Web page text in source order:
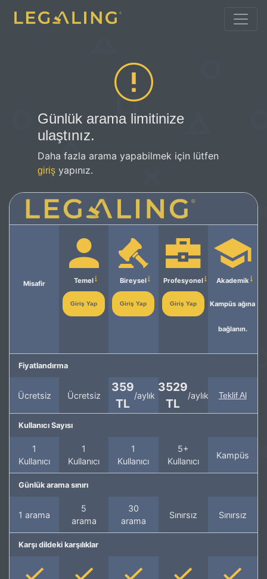
Günlük arama limitinize
ulaştınız.
Daha fazla arama yapabilmek için lütfen
giriş yapınız.
Misafir Temel
Giriş Yap
Bireysel
Giriş Yap
Profesyonel
Giriş Yap
Akademik
Kampüs ağına
bağlanın.
Fiyatlandırma
Ücretsiz Ücretsiz
359
TL
/aylık
3529
TL
/aylık Teklif Al
Kullanıcı Sayısı
1
Kullanıcı
1
Kullanıcı
1
Kullanıcı
5+
Kullanıcı
Kampüs
Günlük arama sınırı
1 arama
5
arama
30
arama
Sınırsız Sınırsız
Karşı dildeki karşılıklar